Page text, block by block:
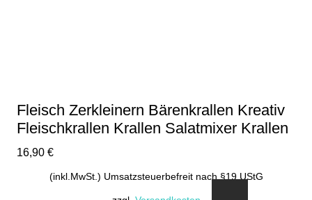
Fleisch Zerkleinern Bärenkrallen Kreativ
Fleischkrallen Krallen Salatmixer Krallen
16,90 €
(inkl.MwSt.) Umsatzsteuerbefreit nach §19 UStG